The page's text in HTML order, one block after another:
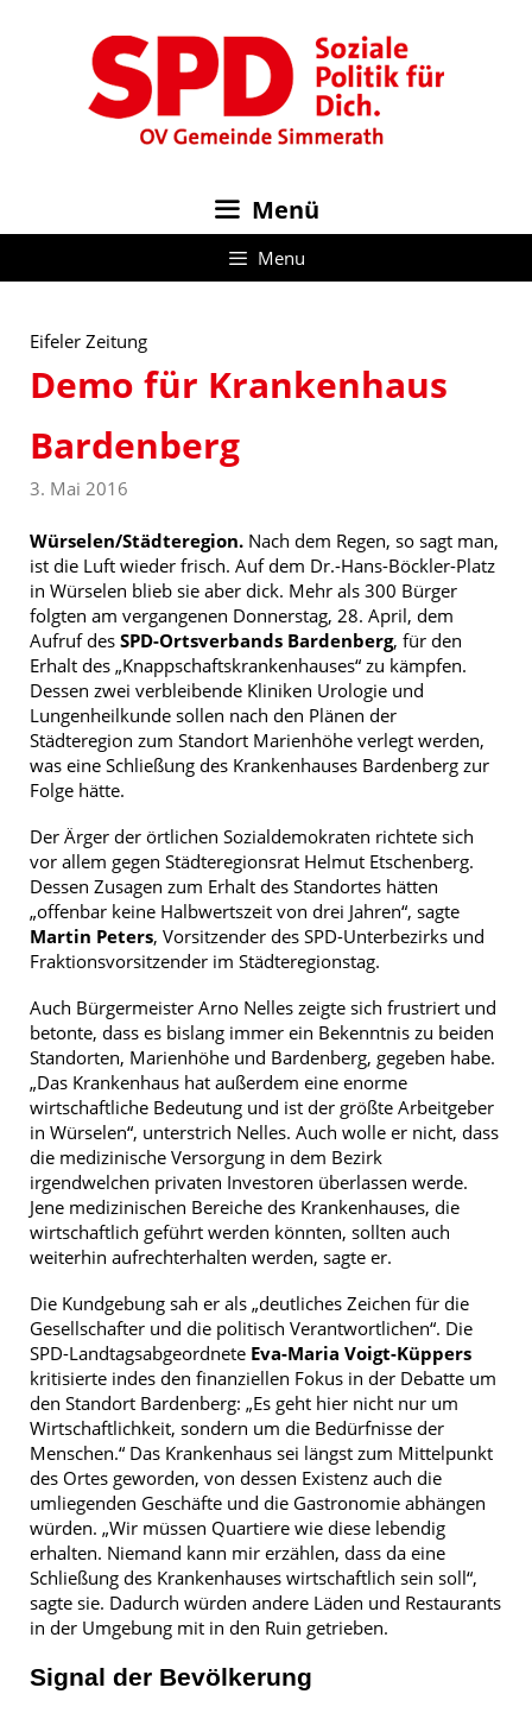
Menü
Menu
Eifeler Zeitung
Demo für Krankenhaus
Bardenberg
3. Mai 2016
Würselen/Städteregion. Nach dem Regen, so sagt man,
ist die Luft wieder frisch. Auf dem Dr.-Hans-Böckler-Platz
in Würselen blieb sie aber dick. Mehr als 300 Bürger
folgten am vergangenen Donnerstag, 28. April, dem
Aufruf des SPD-Ortsverbands Bardenberg, für den
Erhalt des „Knappschaftskrankenhauses“ zu kämpfen.
Dessen zwei verbleibende Kliniken Urologie und
Lungenheilkunde sollen nach den Plänen der
Städteregion zum Standort Marienhöhe verlegt werden,
was eine Schließung des Krankenhauses Bardenberg zur
Folge hätte.
Der Ärger der örtlichen Sozialdemokraten richtete sich
vor allem gegen Städteregionsrat Helmut Etschenberg.
Dessen Zusagen zum Erhalt des Standortes hätten
„offenbar keine Halbwertszeit von drei Jahren“, sagte
Martin Peters, Vorsitzender des SPD-Unterbezirks und
Fraktionsvorsitzender im Städteregionstag.
Auch Bürgermeister Arno Nelles zeigte sich frustriert und
betonte, dass es bislang immer ein Bekenntnis zu beiden
Standorten, Marienhöhe und Bardenberg, gegeben habe.
„Das Krankenhaus hat außerdem eine enorme
wirtschaftliche Bedeutung und ist der größte Arbeitgeber
in Würselen“, unterstrich Nelles. Auch wolle er nicht, dass
die medizinische Versorgung in dem Bezirk
irgendwelchen privaten Investoren überlassen werde.
Jene medizinischen Bereiche des Krankenhauses, die
wirtschaftlich geführt werden könnten, sollten auch
weiterhin aufrechterhalten werden, sagte er.
Die Kundgebung sah er als „deutliches Zeichen für die
Gesellschafter und die politisch Verantwortlichen“. Die
SPD-Landtagsabgeordnete Eva-Maria Voigt-Küppers
kritisierte indes den finanziellen Fokus in der Debatte um
den Standort Bardenberg: „Es geht hier nicht nur um
Wirtschaftlichkeit, sondern um die Bedürfnisse der
Menschen.“ Das Krankenhaus sei längst zum Mittelpunkt
des Ortes geworden, von dessen Existenz auch die
umliegenden Geschäfte und die Gastronomie abhängen
würden. „Wir müssen Quartiere wie diese lebendig
erhalten. Niemand kann mir erzählen, dass da eine
Schließung des Krankenhauses wirtschaftlich sein soll“,
sagte sie. Dadurch würden andere Läden und Restaurants
in der Umgebung mit in den Ruin getrieben.
Signal der Bevölkerung